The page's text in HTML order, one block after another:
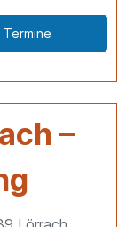
Termine
–